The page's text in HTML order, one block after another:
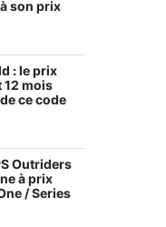
son prix
: le prix
12 mois
ce code
Outriders
à prix
/ Series